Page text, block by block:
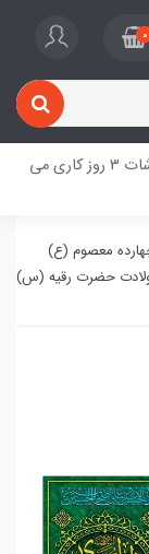
0
زمان آماده سازی سفارشات 3 روز کاری می
معصوم (ع)
حضرت رقیه (س)